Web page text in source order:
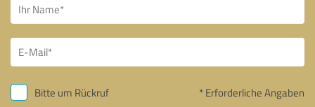
Bitte um Rückruf * Erforderliche Angaben